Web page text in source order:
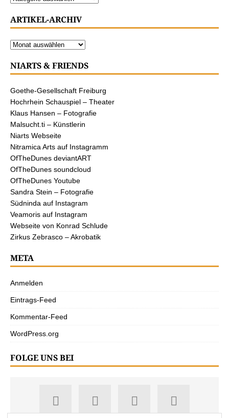
ARTIKEL-ARCHIV
NIARTS & FRIENDS
Goethe-Gesellschaft Freiburg
Hochrhein Schauspiel – Theater
Klaus Hansen – Fotografie
Malsucht.ti – Künstlerin
Niarts Webseite
Nitramica Arts auf Instagramm
OfTheDunes deviantART
OfTheDunes soundcloud
OfTheDunes Youtube
Sandra Stein – Fotografie
Südninda auf Instagram
Veamoris auf Instagram
Webseite von Konrad Schlude
Zirkus Zebrasco – Akrobatik
META
Anmelden
Eintrags-Feed
Kommentar-Feed
WordPress.org
FOLGE UNS BEI